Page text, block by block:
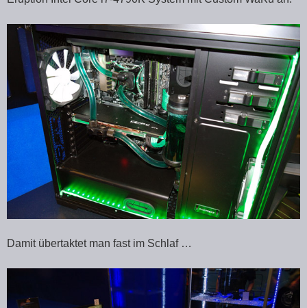
Damit übertaktet man fast im Schlaf …